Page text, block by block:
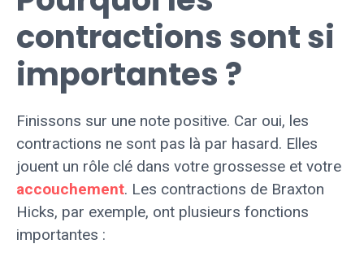
contractions sont si
importantes ?
Finissons sur une note positive. Car oui, les
contractions ne sont pas là par hasard. Elles
jouent un rôle clé dans votre grossesse et votre
accouchement. Les contractions de Braxton
Hicks, par exemple, ont plusieurs fonctions
importantes :